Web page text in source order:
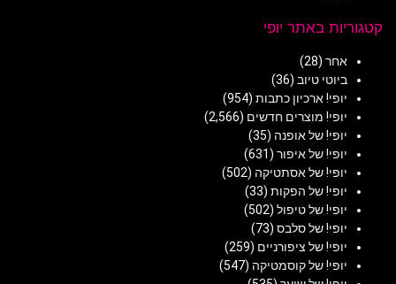
קטגוריות באתר יופי
אחר (28)
ביוטי טיוב (36)
יופי! ארכיון כתבות (954)
יופי! מוצרים חדשים (2,566)
יופי! של אופנה (35)
יופי! של איפור (631)
יופי! של אסתטיקה (502)
יופי! של הפקות (33)
יופי! של טיפול (502)
יופי! של סלבס (73)
יופי! של ציפורניים (259)
יופי! של קוסמטיקה (547)